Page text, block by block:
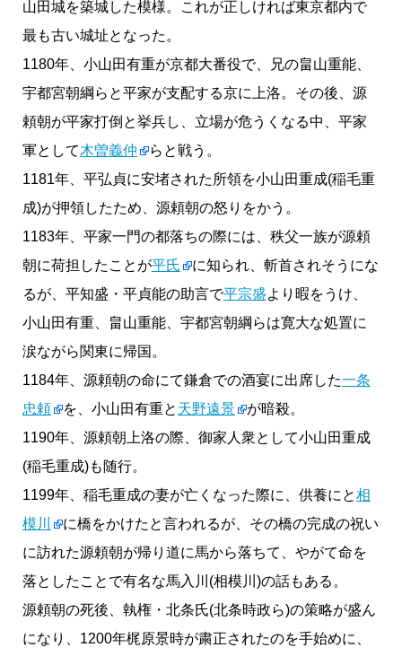
山田城を築城した模様。これが正しければ東京都内で
最も古い城址となった。
1180年、小山田有重が京都大番役で、兄の畠山重能、
宇都宮朝綱らと平家が支配する京に上洛。その後、源
頼朝が平家打倒と挙兵し、立場が危うくなる中、平家
軍として木曽義仲
らと戦う。
1181年、平弘貞に安堵された所領を小山田重成(稲毛重
成)が押領したため、源頼朝の怒りをかう。
1183年、平家一門の都落ちの際には、秩父一族が源頼
朝に荷担したことが平氏
に知られ、斬首されそうにな
るが、平知盛・平貞能の助言で平宗盛より暇をうけ、
小山田有重、畠山重能、宇都宮朝綱らは寛大な処置に
涙ながら関東に帰国。
1184年、源頼朝の命にて鎌倉での酒宴に出席した一条
忠頼
を、小山田有重と 天野遠景
が暗殺。
1190年、源頼朝上洛の際、御家人衆として小山田重成
(稲毛重成)も随行。
1199年、稲毛重成の妻が亡くなった際に、供養にと相
模川
に橋をかけたと言われるが、その橋の完成の祝い
に訪れた源頼朝が帰り道に馬から落ちて、やがて命を
落としたことで有名な馬入川(相模川)の話もある。
源頼朝の死後、執権・北条氏(北条時政ら)の策略が盛ん
になり、1200年梶原景時が粛正されたのを手始めに、